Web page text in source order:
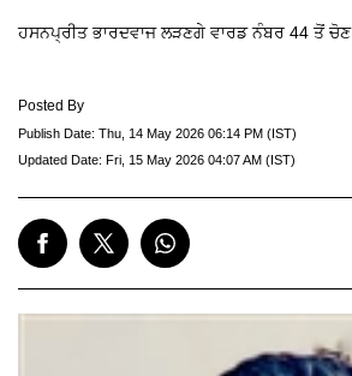
ਹਸਨਪ੍ਰੀਤ ਭਾਰਦਵਾਜ ਲੜਣਗੇ ਵਾਰਡ ਨੰਬਰ 44 ਤੋਂ ਚੋਣ
Posted By
Publish Date: Thu, 14 May 2026 06:14 PM (IST)
Updated Date: Fri, 15 May 2026 04:07 AM (IST)